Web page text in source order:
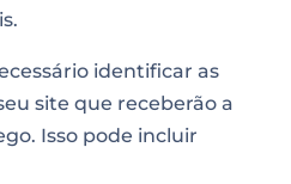
identificar as
site que receberão a
Isso pode incluir